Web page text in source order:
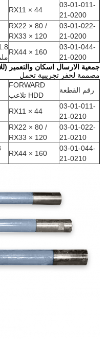
03-01-011-
21-0200
RX11 × 44
03-01-022-
21-0200
RX22 × 80 /
RX33 × 120
03-01-044-
21-0200
RX44 × 160
جمعية الارسال اسكان والتعمير
مصممة لحفر تجريبية تحمل
رقم القطعة
FORWARD
HDD تلاعب
03-01-011-
21-0210
RX11 × 44
03-01-022-
21-0210
RX22 × 80 /
RX33 × 120
03-01-044-
21-0210
RX44 × 160